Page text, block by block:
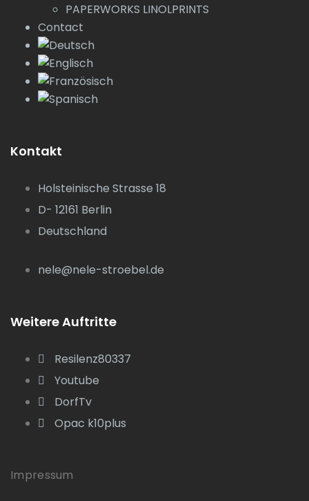
PAPERWORKS LINOLPRINTS
Contact
Kontakt
Holsteinische Strasse 18
D- 12161 Berlin
Deutschland
nele@nele-stroebel.de
Weitere Auftritte
Resilenz80337
Youtube
DorfTv
Opac k10plus
Impressum